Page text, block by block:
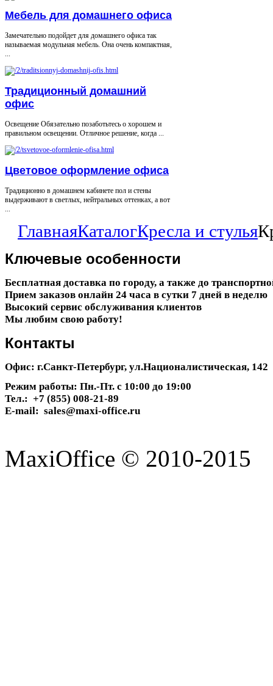
Мебель для домашнего офиса
Замечательно подойдет для домашнего офиса так
называемая модульная мебель. Она очень компактная,
...
Традиционный домашний
офис
Освещение Обязательно позаботьтесь о хорошем и
правильном освещении. Отличное решение, когда ...
Цветовое оформление офиса
Традиционно в домашнем кабинете пол и стены
выдерживают в светлых, нейтральных оттенках, а вот
...
ГлавнаяКаталогКресла и стулья
Ключевые особенности
Бесплатная доставка по городу, а также до
Прием заказов онлайн 24 часа в сутки 7 дней в неделю
Высокий сервис обслуживания клиентов
Мы любим свою работу!
Контакты
Офис: г.Санкт-Петербург, ул.Националистическая, 142
Режим работы: Пн.-Пт. с 10:00 до 19:00
Тел.: +7 (855) 008-21-89
E-mail: sales@maxi-office.ru
MaxiOffice © 2010-2015